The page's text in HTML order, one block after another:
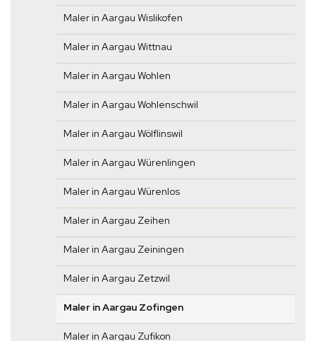
Maler in Aargau Wislikofen
Maler in Aargau Wittnau
Maler in Aargau Wohlen
Maler in Aargau Wohlenschwil
Maler in Aargau Wölflinswil
Maler in Aargau Würenlingen
Maler in Aargau Würenlos
Maler in Aargau Zeihen
Maler in Aargau Zeiningen
Maler in Aargau Zetzwil
Maler in Aargau Zofingen
Maler in Aargau Zufikon